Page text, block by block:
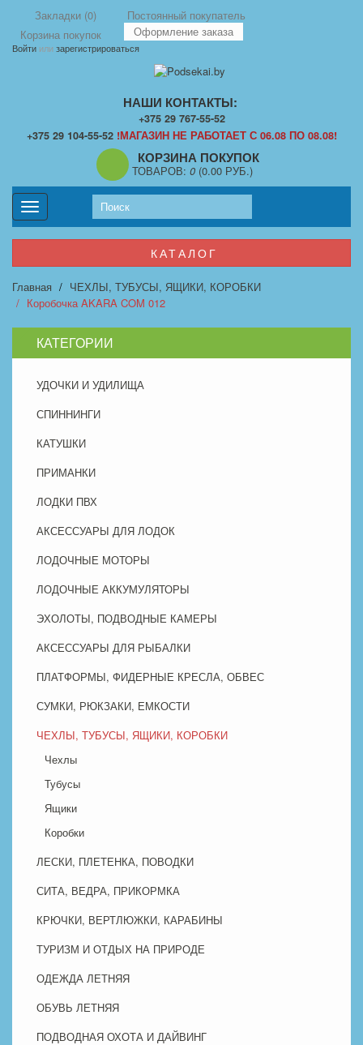
Закладки (0)
Постоянный покупатель
Корзина покупок
Оформление заказа
Войти илизарегистрироваться
НАШИ КОНТАКТЫ:
+375 29 767-55-52
+375 29 104-55-52 !МАГАЗИН НЕ РАБОТАЕТ С 06.08 ПО 08.08!
КОРЗИНА ПОКУПОК
ТОВАРОВ: 0(0.00 РУБ.)
Toggle
navigation
КАТАЛОГ
Главная
ЧЕХЛЫ, ТУБУСЫ, ЯЩИКИ, КОРОБКИ
Коробочка AKARA COM 012
КАТЕГОРИИ
УДОЧКИ И УДИЛИЩА
СПИННИНГИ
КАТУШКИ
ПРИМАНКИ
ЛОДКИ ПВХ
АКСЕССУАРЫ ДЛЯ ЛОДОК
ЛОДОЧНЫЕ МОТОРЫ
ЛОДОЧНЫЕ АККУМУЛЯТОРЫ
ЭХОЛОТЫ, ПОДВОДНЫЕ КАМЕРЫ
АКСЕССУАРЫ ДЛЯ РЫБАЛКИ
ПЛАТФОРМЫ, ФИДЕРНЫЕ КРЕСЛА, ОБВЕС
СУМКИ, РЮКЗАКИ, ЕМКОСТИ
ЧЕХЛЫ, ТУБУСЫ, ЯЩИКИ, КОРОБКИ
Чехлы
Тубусы
Ящики
Коробки
ЛЕСКИ, ПЛЕТЕНКА, ПОВОДКИ
СИТА, ВЕДРА, ПРИКОРМКА
КРЮЧКИ, ВЕРТЛЮЖКИ, КАРАБИНЫ
ТУРИЗМ И ОТДЫХ НА ПРИРОДЕ
ОДЕЖДА ЛЕТНЯЯ
ОБУВЬ ЛЕТНЯЯ
ПОДВОДНАЯ ОХОТА И ДАЙВИНГ